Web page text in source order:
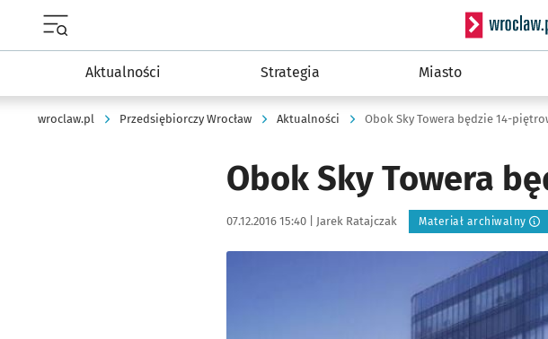
Serwis
Aktualności Strategia Miasto
wroclaw.pl Przedsiębiorczy Wrocław Aktualności Obok Sky Towera będzie 14-
Obok Sky Towera
Data publikacji:
07.12.2016 15:40 | Autor:
Jarek Ratajczak Materiał archiwalny